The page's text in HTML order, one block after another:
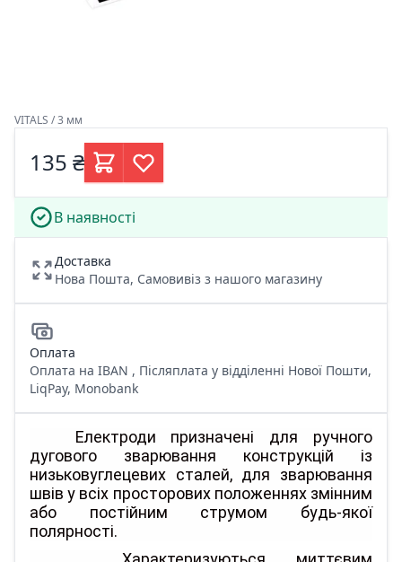
VITALS / 3 мм
135 ₴
В наявності
Доставка
Нова Пошта, Самовивіз з нашого магазину
Оплата
Оплата на IBAN , Післяплата у відділенні Нової Пошти,
LiqPay, Monobank
Електроди призначені для ручного
дугового зварювання конструкцій із
низьковуглецевих сталей, для зварювання
швів у всіх просторових положеннях змінним
або постійним струмом будь-якої
полярності.